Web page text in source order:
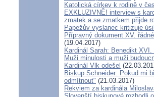
Katolická církev k rodině v
EXKLUZIVNĚ! interview s
zmatek a se zmatkem přijde
Papežův vyslanec kritizuje
Přípravný dokument XV.
(19.04.2017)
Kardinál Sarah: Benedikt
Muži minulosti a muži
Kardinál Vlk odešel
Biskup Schneider: Pokud mi
odmítnout" (21.03.2017)
Rekviem za kardinála